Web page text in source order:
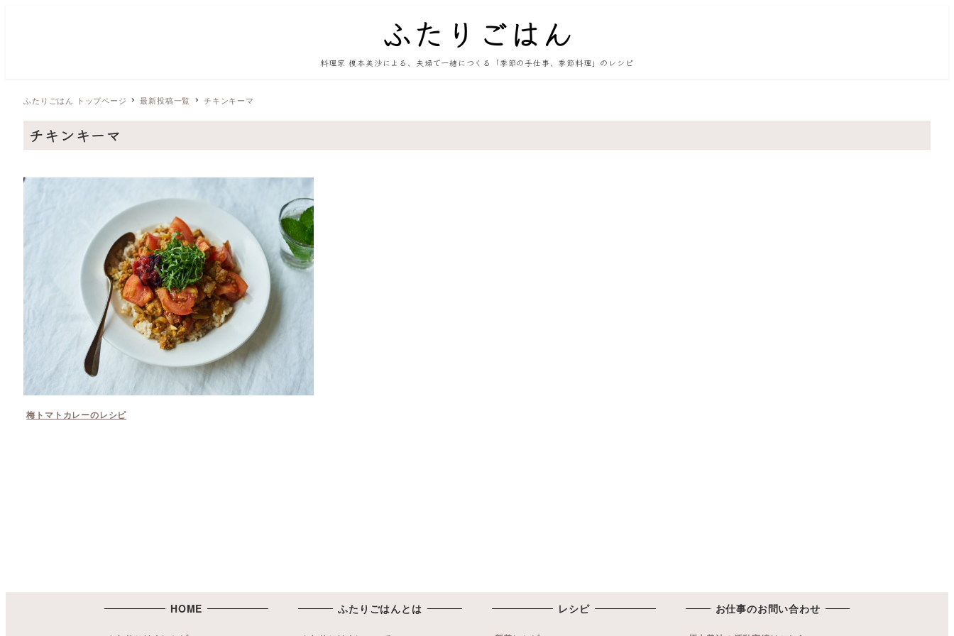
料理家 榎本美沙による、夫婦で一緒につくる「季節の手仕事、季節料理」のレシピ
ふたりごはん トップページ 最新投稿一覧 チキンキーマ
チキンキーマ
梅トマトカレーのレシピ
HOME ふたりごはんとは レシピ お仕事のお問い合わせ